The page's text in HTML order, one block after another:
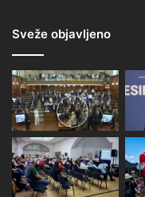
Sveže objavljeno